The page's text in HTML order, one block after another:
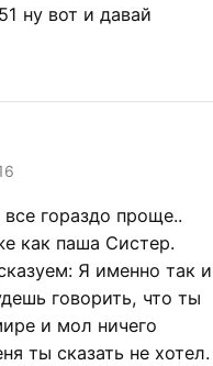
ну вот и давай
гораздо проще..
как паша Систер.
Я именно так и
говорить, что ты
и мол ничего
ты сказать не хотел.